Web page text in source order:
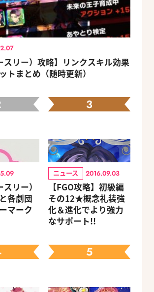
スリー）攻略】リンクスキル効果
トまとめ（随時更新）
スリー）
各劇団
マーク
3
ニュース 2016.09.03
【FGO攻略】初級編
その12★概念礼装強
化＆進化でより強力
なサポート!!
5